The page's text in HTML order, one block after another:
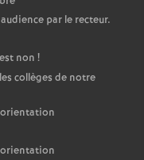
par le recteur.
non !
collèges de notre